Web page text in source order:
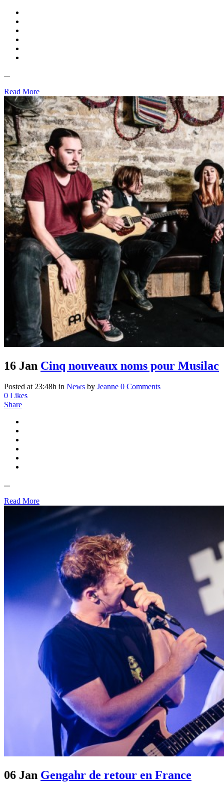
...
Read More
16 Jan Cinq nouveaux noms pour Musilac
Posted at 23:48h in News by Jeanne 0 Comments
0 Likes
Share
...
Read More
06 Jan Gengahr de retour en France